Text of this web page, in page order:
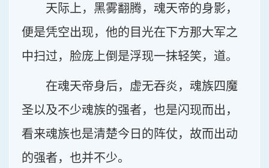
天际上，黑雾翻腾，魂天帝的身影，
便是凭空出现，他的目光在下方那大军之
中扫过，脸庞上倒是浮现一抹轻笑，道。
在魂天帝身后，虚无吞炎，魂族四魔
圣以及不少魂族的强者，也是闪现而出，
看来魂族也是清楚今日的阵仗，故而出动
的强者，也并不少。